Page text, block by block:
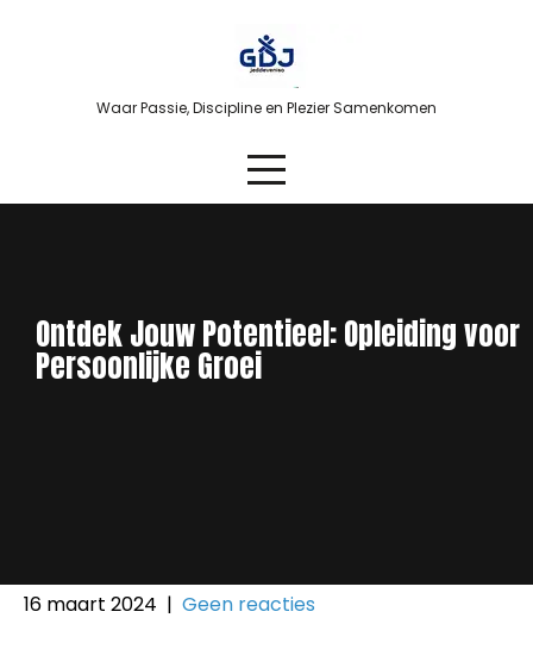
Waar Passie, Discipline en Plezier Samenkomen
Ontdek Jouw Potentieel: Opleiding voor
Persoonlijke Groei
16 maart 2024 | Geen reacties